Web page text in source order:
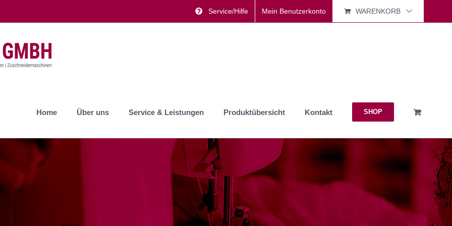
Service/Hilfe Mein Benutzerkonto WARENKORB
Home Über uns Service & Leistungen Produktübersicht Kontakt SHOP